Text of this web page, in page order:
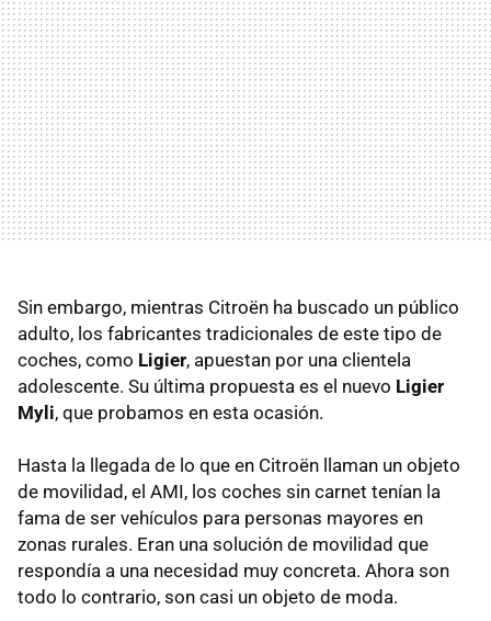
Sin embargo, mientras Citroën ha buscado un público
adulto, los fabricantes tradicionales de este tipo de
coches, como Ligier, apuestan por una clientela
adolescente. Su última propuesta es el nuevo Ligier
Myli, que probamos en esta ocasión.
Hasta la llegada de lo que en Citroën llaman un objeto
de movilidad, el AMI, los coches sin carnet tenían la
fama de ser vehículos para personas mayores en
zonas rurales. Eran una solución de movilidad que
respondía a una necesidad muy concreta. Ahora son
todo lo contrario, son casi un objeto de moda.